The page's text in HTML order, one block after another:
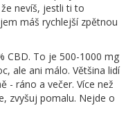
nevíš, jestli ti to
máš rychlejší zpětnou
CBD. To je 500-1000 mg
ale ani málo. Většina lidí
- ráno a večer. Více než
zvyšuj pomalu. Nejde o